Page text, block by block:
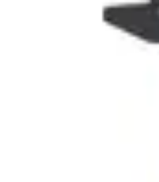
Serrurier Rapide Paris
Conseils et
Produits et Services